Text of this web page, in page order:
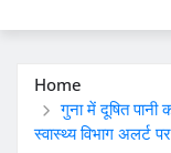
Home
गुना में दूषित
स्वास्थ्य विभाग अलर्ट पर